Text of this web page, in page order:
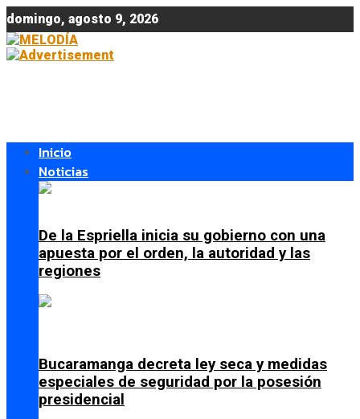
domingo, agosto 9, 2026
Inicio
Noticias
De la Espriella inicia su gobierno con una
apuesta por el orden, la autoridad y las
regiones
Bucaramanga decreta ley seca y medidas
especiales de seguridad por la posesión
presidencial